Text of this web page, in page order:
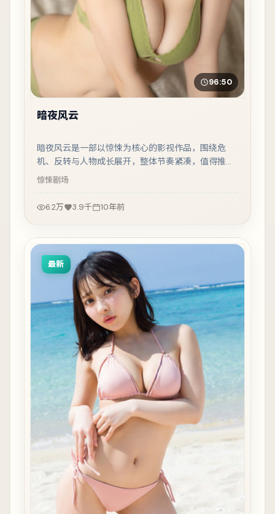
96:50
暗夜风云
暗夜风云是一部以惊悚为核心的影视作品，围绕危
机、反转与人物成长展开，整体节奏紧凑，值得推荐
观看。
惊悚剧场
6.2万 3.9千 10年前
最新